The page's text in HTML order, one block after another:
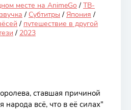
месте на AnimeGo / ТВ-
/ Субтитры / Япония /
/ путешествие в другой
/ 2023
ставшая причиной
народа всё, что в её силах"